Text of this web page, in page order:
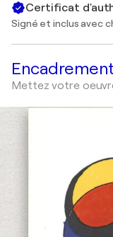
Certificat
Signé et inclus avec
Mettez votre